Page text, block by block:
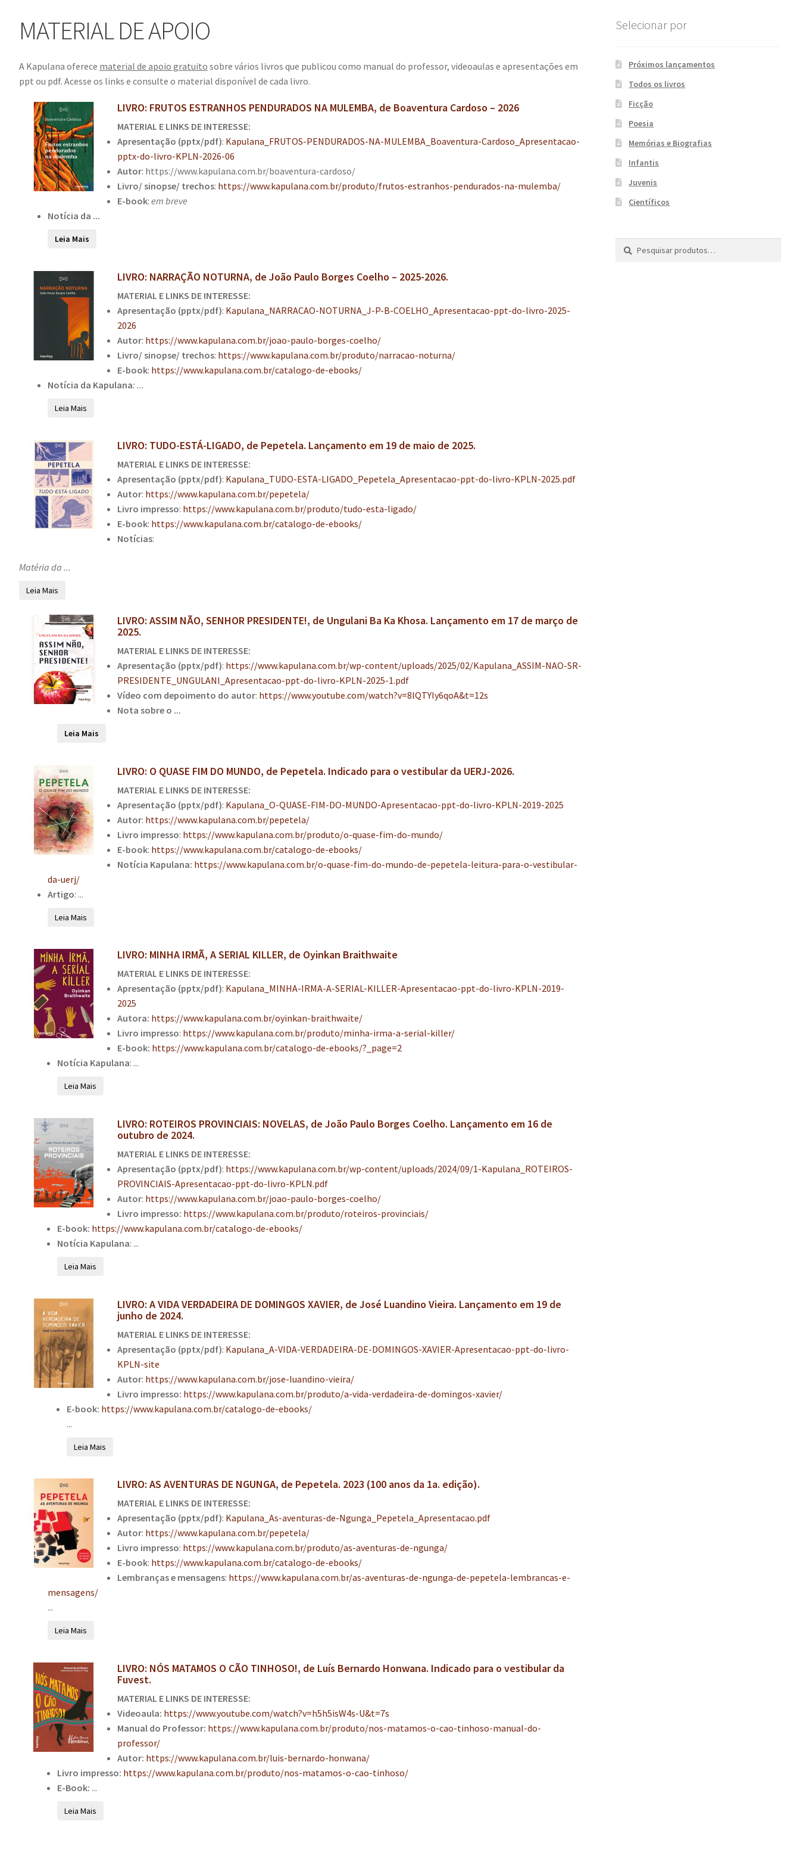
MATERIAL DE APOIO
A Kapulana oferece material de apoio gratuito sobre vários livros que publicou como manual do professor, videoaulas e apresentações em
ppt ou pdf. Acesse os links e consulte o material disponível de cada livro.
LIVRO: FRUTOS ESTRANHOS PENDURADOS NA MULEMBA, de Boaventura Cardoso – 2026
MATERIAL E LINKS DE INTERESSE:
Apresentação (pptx/pdf): Kapulana_FRUTOS-PENDURADOS-NA-MULEMBA_Boaventura-Cardoso_Apresentacao-
pptx-do-livro-KPLN-2026-06
Autor: https://www.kapulana.com.br/boaventura-cardoso/
Livro/ sinopse/ trechos: https://www.kapulana.com.br/produto/frutos-estranhos-pendurados-na-mulemba/
E-book: em breve
Notícia da ...
Leia Mais
LIVRO: NARRAÇÃO NOTURNA, de João Paulo Borges Coelho – 2025-2026.
MATERIAL E LINKS DE INTERESSE:
Apresentação (pptx/pdf): Kapulana_NARRACAO-NOTURNA_J-P-B-COELHO_Apresentacao-ppt-do-livro-2025-
2026
Autor: https://www.kapulana.com.br/joao-paulo-borges-coelho/
Livro/ sinopse/ trechos: https://www.kapulana.com.br/produto/narracao-noturna/
E-book: https://www.kapulana.com.br/catalogo-de-ebooks/
Notícia da Kapulana: ...
Leia Mais
LIVRO: TUDO-ESTÁ-LIGADO, de Pepetela. Lançamento em 19 de maio de 2025.
MATERIAL E LINKS DE INTERESSE:
Apresentação (pptx/pdf): Kapulana_TUDO-ESTA-LIGADO_Pepetela_Apresentacao-ppt-do-livro-KPLN-2025.pdf
Autor: https://www.kapulana.com.br/pepetela/
Livro impresso: https://www.kapulana.com.br/produto/tudo-esta-ligado/
E-book: https://www.kapulana.com.br/catalogo-de-ebooks/
Notícias:
Matéria da ...
Leia Mais
LIVRO: ASSIM NÃO, SENHOR PRESIDENTE!, de Ungulani Ba Ka Khosa. Lançamento em 17 de março de
2025.
MATERIAL E LINKS DE INTERESSE:
Apresentação (pptx/pdf): https://www.kapulana.com.br/wp-content/uploads/2025/02/Kapulana_ASSIM-NAO-SR-
PRESIDENTE_UNGULANI_Apresentacao-ppt-do-livro-KPLN-2025-1.pdf
Vídeo com depoimento do autor: https://www.youtube.com/watch?v=8lQTYIy6qoA&t=12s
Nota sobre o ...
Leia Mais
LIVRO: O QUASE FIM DO MUNDO, de Pepetela. Indicado para o vestibular da UERJ-2026.
MATERIAL E LINKS DE INTERESSE:
Apresentação (pptx/pdf): Kapulana_O-QUASE-FIM-DO-MUNDO-Apresentacao-ppt-do-livro-KPLN-2019-2025
Autor: https://www.kapulana.com.br/pepetela/
Livro impresso: https://www.kapulana.com.br/produto/o-quase-fim-do-mundo/
E-book: https://www.kapulana.com.br/catalogo-de-ebooks/
Notícia Kapulana: https://www.kapulana.com.br/o-quase-fim-do-mundo-de-pepetela-leitura-para-o-vestibular-
da-uerj/
Artigo: ...
Leia Mais
LIVRO: MINHA IRMÃ, A SERIAL KILLER, de Oyinkan Braithwaite
MATERIAL E LINKS DE INTERESSE:
Apresentação (pptx/pdf): Kapulana_MINHA-IRMA-A-SERIAL-KILLER-Apresentacao-ppt-do-livro-KPLN-2019-
2025
Autora: https://www.kapulana.com.br/oyinkan-braithwaite/
Livro impresso: https://www.kapulana.com.br/produto/minha-irma-a-serial-killer/
E-book: https://www.kapulana.com.br/catalogo-de-ebooks/?_page=2
Notícia Kapulana: ...
Leia Mais
LIVRO: ROTEIROS PROVINCIAIS: NOVELAS, de João Paulo Borges Coelho. Lançamento em 16 de
outubro de 2024.
MATERIAL E LINKS DE INTERESSE:
Apresentação (pptx/pdf): https://www.kapulana.com.br/wp-content/uploads/2024/09/1-Kapulana_ROTEIROS-
PROVINCIAIS-Apresentacao-ppt-do-livro-KPLN.pdf
Autor: https://www.kapulana.com.br/joao-paulo-borges-coelho/
Livro impresso: https://www.kapulana.com.br/produto/roteiros-provinciais/
E-book: https://www.kapulana.com.br/catalogo-de-ebooks/
Notícia Kapulana: ...
Leia Mais
LIVRO: A VIDA VERDADEIRA DE DOMINGOS XAVIER, de José Luandino Vieira. Lançamento em 19 de
junho de 2024.
MATERIAL E LINKS DE INTERESSE:
Apresentação (pptx/pdf): Kapulana_A-VIDA-VERDADEIRA-DE-DOMINGOS-XAVIER-Apresentacao-ppt-do-livro-
KPLN-site
Autor: https://www.kapulana.com.br/jose-luandino-vieira/
Livro impresso: https://www.kapulana.com.br/produto/a-vida-verdadeira-de-domingos-xavier/
E-book: https://www.kapulana.com.br/catalogo-de-ebooks/
...
Leia Mais
LIVRO: AS AVENTURAS DE NGUNGA, de Pepetela. 2023 (100 anos da 1a. edição).
MATERIAL E LINKS DE INTERESSE:
Apresentação (pptx/pdf): Kapulana_As-aventuras-de-Ngunga_Pepetela_Apresentacao.pdf
Autor: https://www.kapulana.com.br/pepetela/
Livro impresso: https://www.kapulana.com.br/produto/as-aventuras-de-ngunga/
E-book: https://www.kapulana.com.br/catalogo-de-ebooks/
Lembranças e mensagens: https://www.kapulana.com.br/as-aventuras-de-ngunga-de-pepetela-lembrancas-e-
mensagens/
...
Leia Mais
LIVRO: NÓS MATAMOS O CÃO TINHOSO!, de Luís Bernardo Honwana. Indicado para o vestibular da
Fuvest.
MATERIAL E LINKS DE INTERESSE:
Videoaula: https://www.youtube.com/watch?v=h5h5isW4s-U&t=7s
Manual do Professor: https://www.kapulana.com.br/produto/nos-matamos-o-cao-tinhoso-manual-do-
professor/
Autor: https://www.kapulana.com.br/luis-bernardo-honwana/
Livro impresso: https://www.kapulana.com.br/produto/nos-matamos-o-cao-tinhoso/
E-Book: ...
Leia Mais
Selecionar por
Próximos lançamentos
Todos os livros
Ficção
Poesia
Memórias e Biografias
Infantis
Juvenis
Científicos
Pesquisar